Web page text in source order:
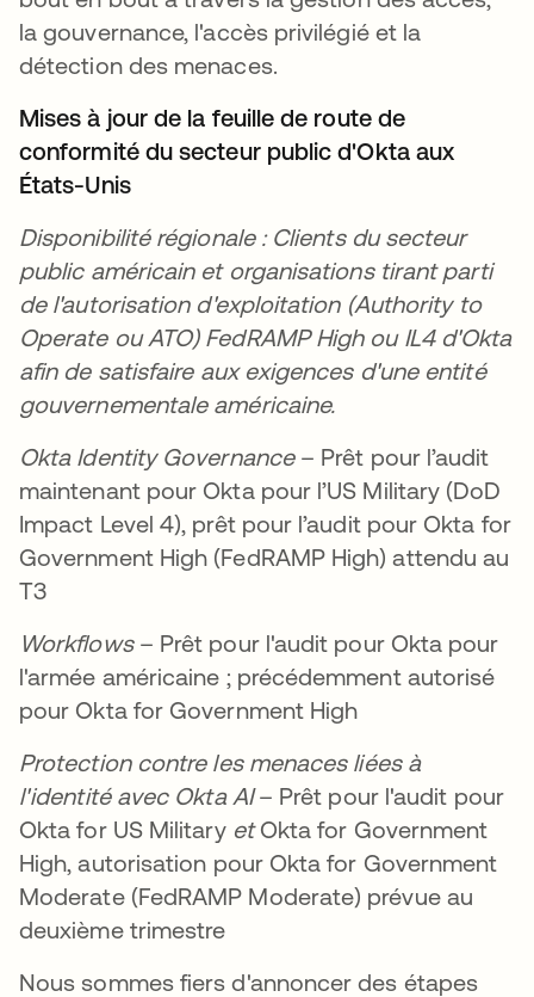
la gouvernance, l'accès privilégié et la
détection des menaces.
Mises à jour de la feuille de route de
conformité du secteur public d'Okta aux
États-Unis
Disponibilité régionale : Clients du secteur
public américain et organisations tirant parti
de l'autorisation d'exploitation (Authority to
Operate ou ATO) FedRAMP High ou IL4 d'Okta
afin de satisfaire aux exigences d'une entité
gouvernementale américaine.
Okta Identity Governance – Prêt pour l’audit
maintenant pour Okta pour l’US Military (DoD
Impact Level 4), prêt pour l’audit pour Okta for
Government High (FedRAMP High) attendu au
T3
Workflows – Prêt pour l'audit pour Okta pour
l'armée américaine ; précédemment autorisé
pour Okta for Government High
Protection contre les menaces liées à
l'identité avec Okta AI– Prêt pour l'audit pour
Okta for US Military etOkta for Government
High, autorisation pour Okta for Government
Moderate (FedRAMP Moderate) prévue au
deuxième trimestre
Nous sommes fiers d'annoncer des étapes